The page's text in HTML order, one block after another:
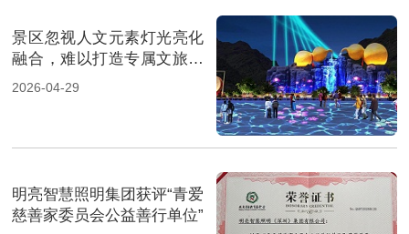
景区忽视人文元素灯光亮化
融合，难以打造专属文旅名
片
2026-04-29
明亮智慧照明集团获评“青爱
慈善家委员会公益善行单位”